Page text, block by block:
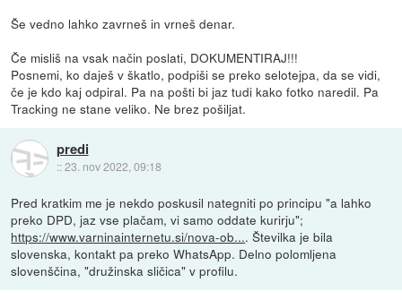
Še vedno lahko zavrneš in vrneš denar.
Če misliš na vsak način poslati, DOKUMENTIRAJ!!!
Posnemi, ko daješ v škatlo, podpiši se preko selotejpa, da se vidi,
če je kdo kaj odpiral. Pa na pošti bi jaz tudi kako fotko naredil. Pa
Tracking ne stane veliko. Ne brez pošiljat.
predi
::23. nov 2022, 09:18
Pred kratkim me je nekdo poskusil nategniti po principu "a lahko
preko DPD, jaz vse plačam, vi samo oddate kurirju";
https://www.varninainternetu.si/nova-ob.... Številka je bila
slovenska, kontakt pa preko WhatsApp. Delno polomljena
slovenščina, "družinska sličica" v profilu.